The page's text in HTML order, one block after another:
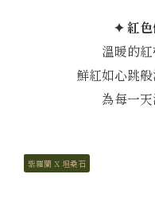
✦ 紅
溫暖的紅
鮮紅如心跳般
為每一天
紫羅蘭 X 坦桑石